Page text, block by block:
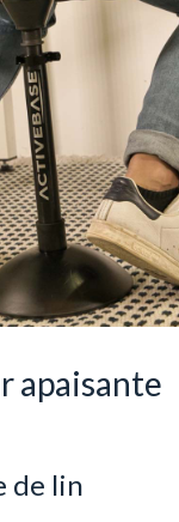
apaisante
de lin